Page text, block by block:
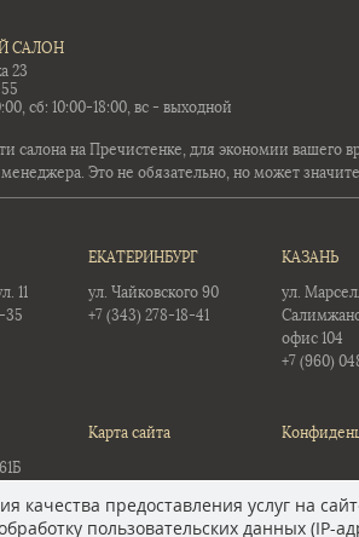
САЛОН
23
сб: 10:00-18:00, вс - выходной
салона на Пречистенке, для экономии вашего
менеджера. Это не обязательно, но может
11
35
ЕКАТЕРИНБУРГ
ул. Чайковского 90
+7 (343) 278-18-41
КАЗАНЬ
ул.
офис 104
+7 (960)
Карта сайта
качества предоставления услуг на
пользовательских данных